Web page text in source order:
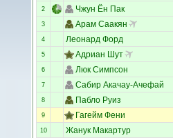
2 Чжун Ён Пак
3 Арам Саакян
4 Леонард Форд
5 Адриан Шут
6 Люк Симпсон
7 Сабир Акачау-Ачефай
8 Пабло Руиз
9 Гагейм Фени
10 Жанук Макартур